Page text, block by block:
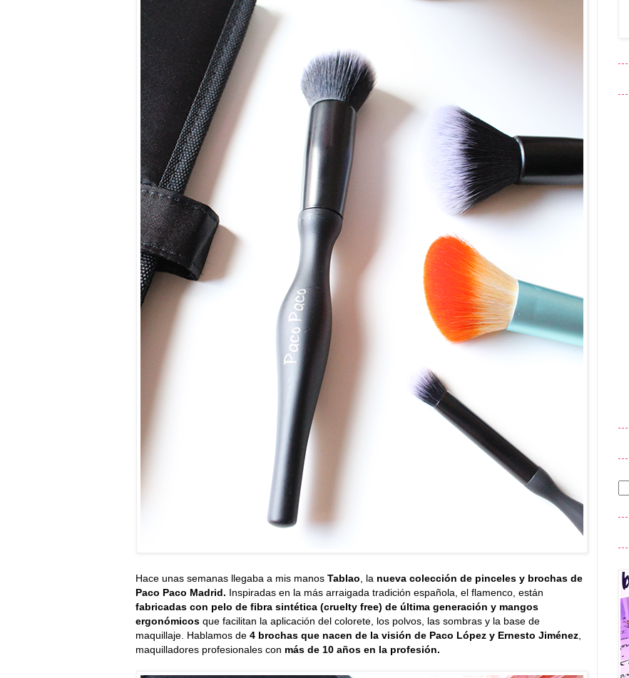
Hace unas semanas llegaba a mis manos Tablao , la nueva colección de pinceles y brochas de
Paco Paco Madrid. Inspiradas en la más arraigada tradición española, el flamenco, están
fabricadas con pelo de fibra sintética (cruelty free) de última generación y mangos
ergonómicos que facilitan la aplicación del colorete, los polvos, las sombras y la base de
maquillaje. Hablamos de 4 brochas que nacen de la visión de Paco López y Ernesto Jiménez
maquilladores profesionales con más de 10 años en la profesión.